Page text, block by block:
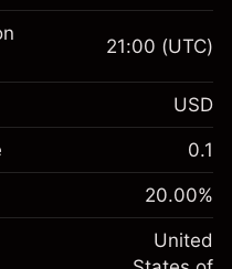
de
la
-0.021568
%
(-$1.08)
$1,000.00
-0.000654
21:00 (UTC)
USD
0.1
20.00%
United